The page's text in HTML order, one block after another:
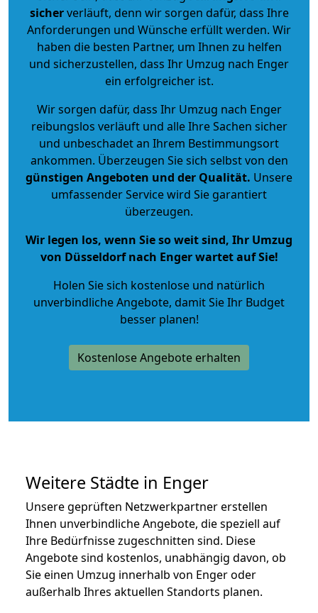
sicherverläuft, denn wir sorgen dafür, dass Ihre
Anforderungen und Wünsche erfüllt werden. Wir
haben die besten Partner, um Ihnen zu helfen
und sicherzustellen, dass Ihr Umzug nach Enger
ein erfolgreicher ist.
Wir sorgen dafür, dass Ihr Umzug nach Enger
reibungslos verläuft und alle Ihre Sachen sicher
und unbeschadet an Ihrem Bestimmungsort
ankommen. Überzeugen Sie sich selbst von den
günstigen Angeboten und der Qualität. Unsere
umfassender Service wird Sie garantiert
überzeugen.
Wir legen los, wenn Sie so weit sind, Ihr Umzug
von Düsseldorf nach Enger wartet auf Sie!
Holen Sie sich kostenlose und natürlich
unverbindliche Angebote, damit Sie Ihr Budget
besser planen!
Kostenlose Angebote erhalten
Weitere Städte in Enger
Unsere geprüften Netzwerkpartner erstellen
Ihnen unverbindliche Angebote, die speziell auf
Ihre Bedürfnisse zugeschnitten sind. Diese
Angebote sind kostenlos, unabhängig davon, ob
Sie einen Umzug innerhalb von Enger oder
außerhalb Ihres aktuellen Standorts planen.